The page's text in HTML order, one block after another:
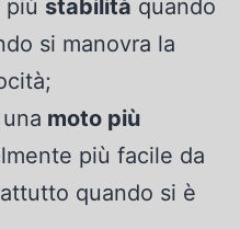
più stabilità quando
si manovra la
una moto più
più facile da
quando si è